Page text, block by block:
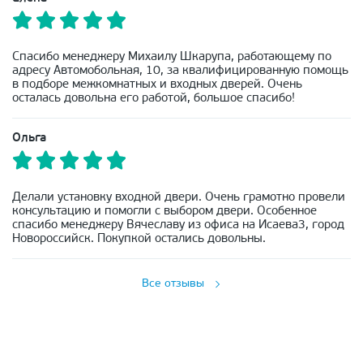
Спасибо менеджеру Михаилу Шкарупа, работающему по
адресу Автомобольная, 10, за квалифицированную помощь
в подборе межкомнатных и входных дверей. Очень
осталась довольна его работой, большое спасибо!
Ольга
Делали установку входной двери. Очень грамотно провели
консультацию и помогли с выбором двери. Особенное
спасибо менеджеру Вячеславу из офиса на Исаева3, город
Новороссийск. Покупкой остались довольны.
Все отзывы